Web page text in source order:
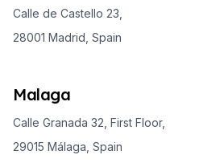
Calle de Castello 23,
28001 Madrid, Spain
Malaga
Calle Granada 32, First Floor,
29015 Málaga, Spain